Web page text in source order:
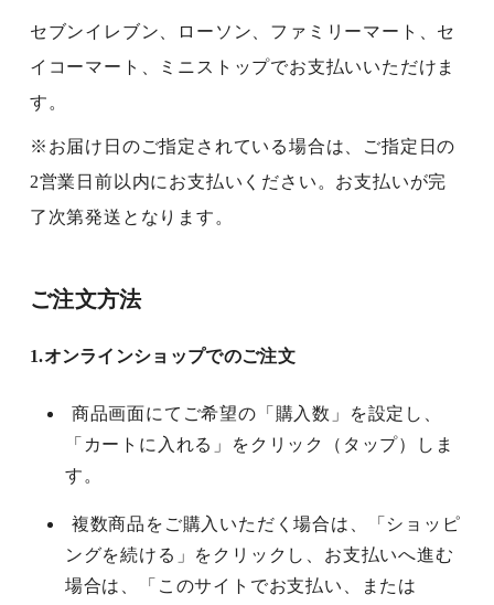
セブンイレブン、ローソン、ファミリーマート、セ
イコーマート、ミニストップでお支払いいただけま
す。
※お届け日のご指定されている場合は、ご指定日の
2営業日前以内にお支払いください。お支払いが完
了次第発送となります。
ご注文方法
1.オンラインショップでのご注文
商品画面にてご希望の「購入数」を設定し、
「カートに入れる」をクリック（タップ）しま
す。
複数商品をご購入いただく場合は、「ショッピ
ングを続ける」をクリックし、お支払いへ進む
場合は、「このサイトでお支払い、または